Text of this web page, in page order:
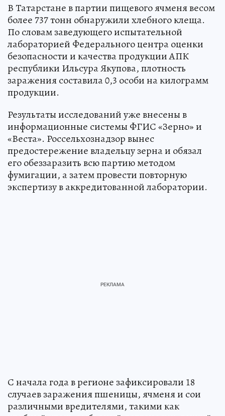
В Татарстане в партии пищевого ячменя весом
более 737 тонн обнаружили хлебного клеща.
По словам заведующего испытательной
лабораторией Федерального центра оценки
безопасности и качества продукции АПК
республики Ильсура Якупова, плотность
заражения составила 0,3 особи на килограмм
продукции.
Результаты исследований уже внесены в
информационные системы ФГИС «Зерно» и
«Веста». Россельхознадзор вынес
предостережение владельцу зерна и обязал
его обеззаразить всю партию методом
фумигации, а затем провести повторную
экспертизу в аккредитованной лаборатории.
С начала года в регионе зафиксировали 18
случаев заражения пшеницы, ячменя и сои
различными вредителями, такими как